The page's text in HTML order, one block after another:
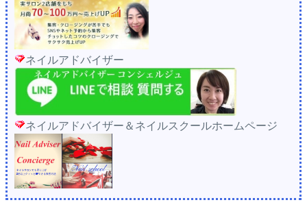
ネイルアドバイザー
ネイルアドバイザー＆ネイルスクールホームページ